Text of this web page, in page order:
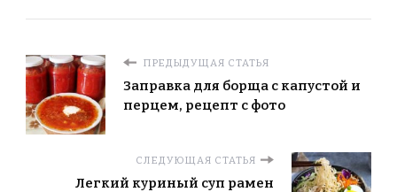
ПРЕДЫДУЩАЯ СТАТЬЯ
Заправка для борща с капустой и
перцем, рецепт с фото
СЛЕДУЮЩАЯ СТАТЬЯ
Легкий куриный суп рамен